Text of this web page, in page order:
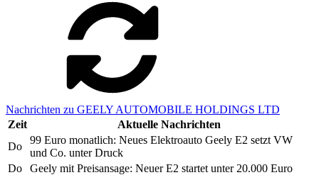
Nachrichten zu GEELY AUTOMOBILE HOLDINGS LTD
Zeit
Aktuelle Nachrichten
Do
99 Euro monatlich: Neues Elektroauto Geely E2 setzt VW
und Co. unter Druck
Do
Geely mit Preisansage: Neuer E2 startet unter 20.000 Euro